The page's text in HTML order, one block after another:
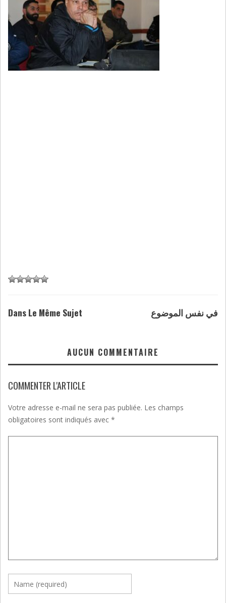
Dans Le Même Sujet في نفس الموضوع
AUCUN COMMENTAIRE
COMMENTER L'ARTICLE
Votre adresse e-mail ne sera pas publiée. Les champs
obligatoires sont indiqués avec *